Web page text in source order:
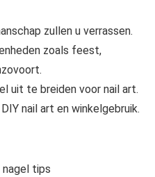
zullen u verrassen.
zoals feest,
uit te breiden voor nail art.
nail art en winkelgebruik.
tips